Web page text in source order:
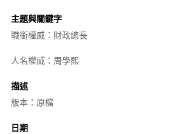
主題與關鍵字
職銜權威：財政總長
人名權威：周學熙
描述
版本：原檔
日期